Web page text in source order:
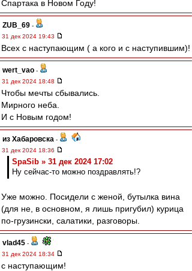
Спартака в Новом Году!
ZUB_69 -
31 дек 2024 19:43
Всех с наступающим ( а кого и с наступившим)!
wert_vao -
31 дек 2024 18:48
Чтобы мечты сбывались.
Мирного неба.
И с Новым годом!
из Хабаровска -
31 дек 2024 18:36
SpaSib » 31 дек 2024 17:02
Ну сейчас-то можно поздравлять!?
Уже можно. Посидели с женой, бутылка вина
(для не, в основном, я лишь пригубил) курица
по-грузински, салатики, разговоры.
vlad45 -
31 дек 2024 18:34
с наступающим!